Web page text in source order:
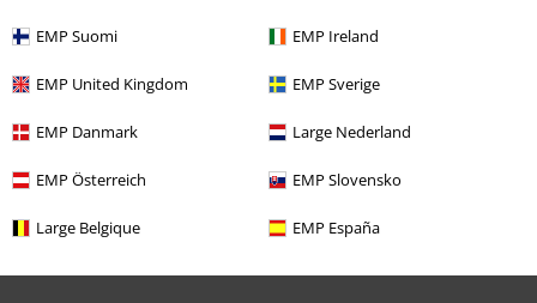
EMP Suomi EMP Ireland
EMP United Kingdom EMP Sverige
EMP Danmark Large Nederland
EMP Österreich EMP Slovensko
Large Belgique EMP España